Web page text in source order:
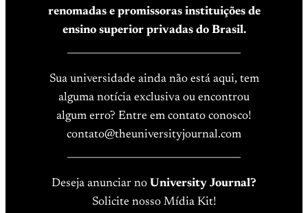
renomadas e promissoras instituições de
ensino superior privadas do Brasil.
Sua universidade ainda não está aqui, tem
alguma notícia exclusiva ou encontrou
algum erro? Entre em contato conosco!
contato@theuniversityjournal.com
Deseja anunciar no University Journal?
Solicite nosso Mídia Kit!